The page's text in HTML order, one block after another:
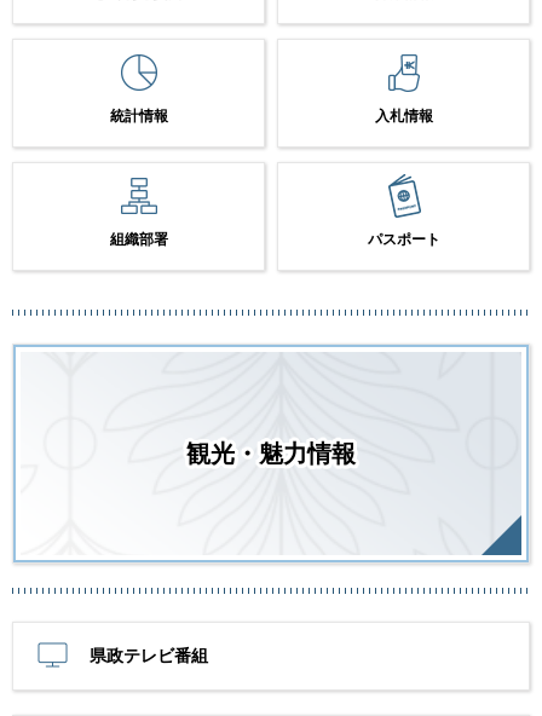
統計情報 入札情報
組織部署 パスポート
観光・魅力情報
県政テレビ番組